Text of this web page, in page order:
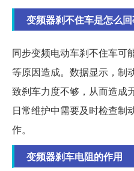
变频器刹不住车是怎么
同步变频电动车刹不住车可
等原因造成。数据显示，制
致刹车力度不够，从而造成
日常维护中需要及时检查制
作。
变频器刹车电阻的作用